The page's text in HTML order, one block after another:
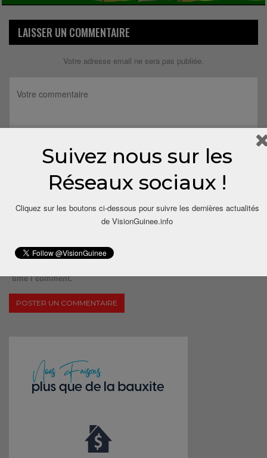
LAISSER UN COMMENTAIRE
Votre adresse email ne sera pas publiée.
time I comment.
Suivez nous sur les
Réseaux sociaux !
Cliquez sur les boutons ci-dessous pour suivre les dernières actualités
de VisionGuinee.info